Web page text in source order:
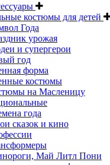
костюмы для детей
Года
урожая
и супергерои
год
форма
костюмы
на Масленицу
года
сказок и кино
Май Литл Пони